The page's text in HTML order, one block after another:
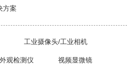
方案
工业摄像头/工业相机
观检测仪 视频显微镜